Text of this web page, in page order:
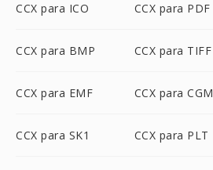
CCX para ICO CCX para PDF
CCX para BMP CCX para TIFF
CCX para EMF CCX para CGM
CCX para SK1 CCX para PLT